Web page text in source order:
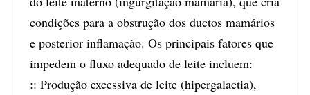
condições para a obstrução dos ductos mamários
e posterior inflamação. Os principais fatores que
impedem o fluxo adequado de leite incluem:
:: Produção excessiva de leite (hipergalactia),